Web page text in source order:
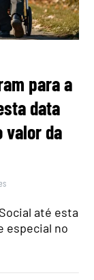
para a
data
valor da
até esta
especial no